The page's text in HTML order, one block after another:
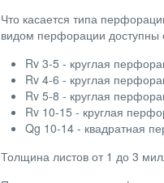
Что касается типа
видом перфорации
Rv 3-5 - круглая
Rv 4-6 - круглая
Rv 5-8 - круглая
Rv 10-15 - круглая
Qg 10-14 - квадратная
Толщина листов от 1 до 3